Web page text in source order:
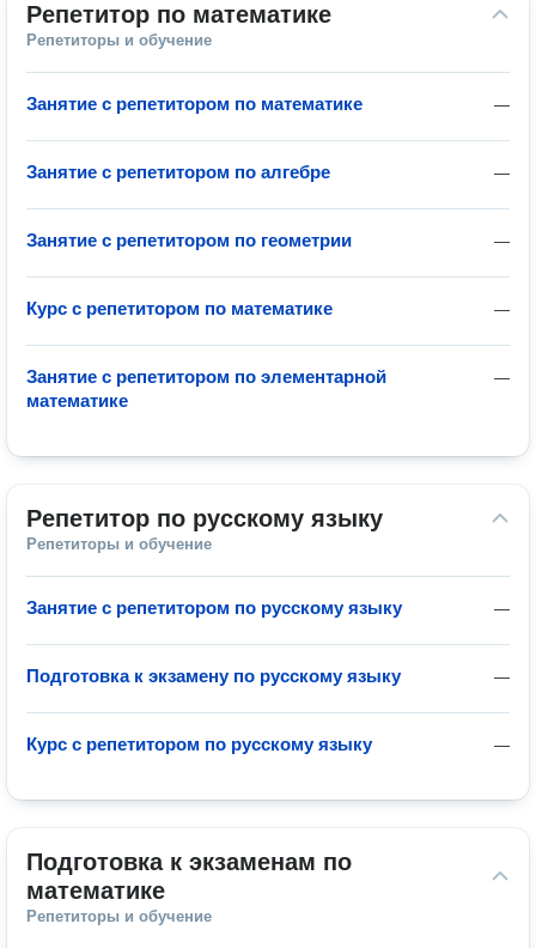
Репетитор по математике
Репетиторы и обучение
—
Занятие с репетитором по математике
—
Занятие с репетитором по алгебре
—
Занятие с репетитором по геометрии
—
Курс с репетитором по математике
—
Занятие с репетитором по элементарной
математике
Репетитор по русскому языку
Репетиторы и обучение
—
Занятие с репетитором по русскому языку
—
Подготовка к экзамену по русскому языку
—
Курс с репетитором по русскому языку
Подготовка к экзаменам по
математике
Репетиторы и обучение